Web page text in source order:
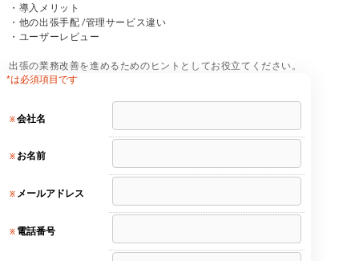
・導入メリット
・他の出張手配 /管理サービス違い
・ユーザーレビュー
出張の業務改善を進めるためのヒントとしてお役立てください。